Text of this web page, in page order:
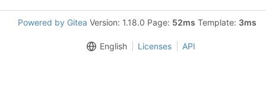
Powered by Gitea Version: 1.18.0 Page: 52ms Template: 3ms
English Licenses API